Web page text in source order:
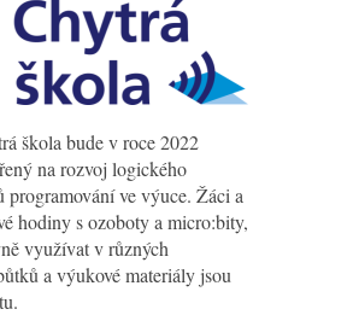
škola bude v roce 2022
na rozvoj logického
ve výuce. Žáci a
hodiny s ozoboty a micro:bity,
využívat v různých
a výukové materiály jsou